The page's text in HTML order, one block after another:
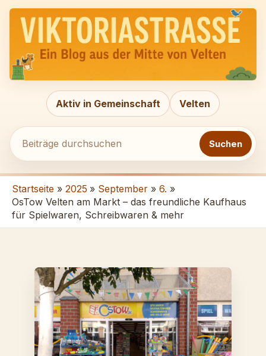
Zum
Inhalt
springen
Aktiv in Gemeinschaft Velten
Beiträge
durchsuchen
Suchen
Startseite 2025 September
6.
OsTow Velten am Markt – das freundliche Kaufhaus
für Spielwaren, Schreibwaren & mehr